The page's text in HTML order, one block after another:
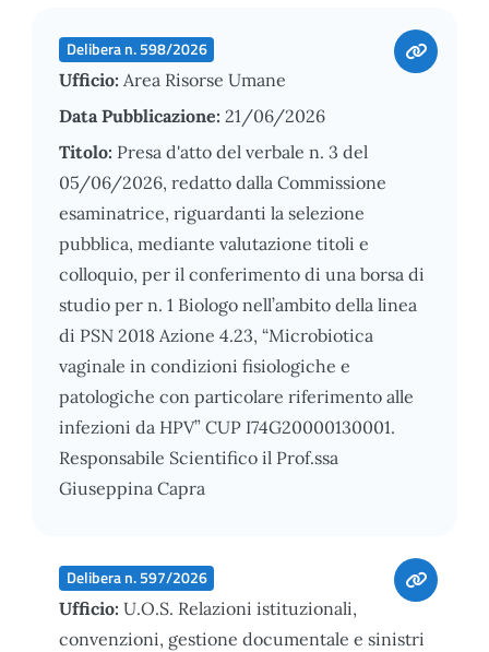
Delibera n. 598/2026
Ufficio: Area Risorse Umane
Data Pubblicazione: 21/06/2026
Titolo: Presa d'atto del verbale n. 3 del
05/06/2026, redatto dalla Commissione
esaminatrice, riguardanti la selezione
pubblica, mediante valutazione titoli e
colloquio, per il conferimento di una borsa di
studio per n. 1 Biologo nell’ambito della linea
di PSN 2018 Azione 4.23, “Microbiotica
vaginale in condizioni fisiologiche e
patologiche con particolare riferimento alle
infezioni da HPV” CUP I74G20000130001.
Responsabile Scientifico il Prof.ssa
Giuseppina Capra
Delibera n. 597/2026
Ufficio: U.O.S. Relazioni istituzionali,
convenzioni, gestione documentale e sinistri